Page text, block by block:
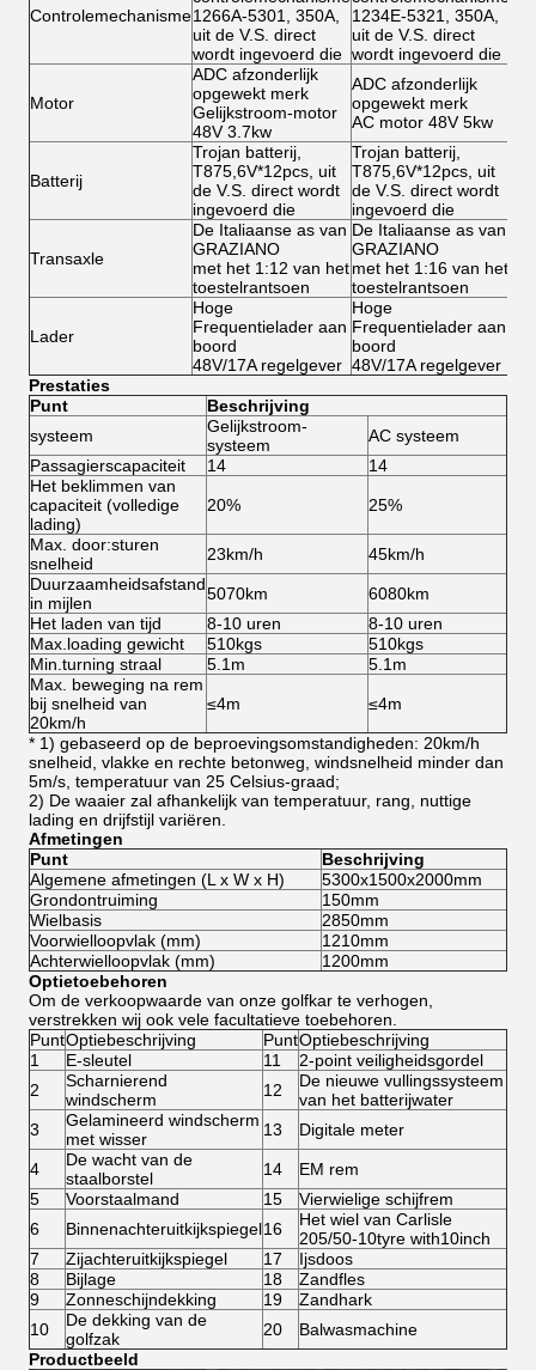
Controlemechanisme1266A-5301, 350A,
uit de V.S. direct
wordt ingevoerd die
1234E-5321, 350A,
uit de V.S. direct
wordt ingevoerd die
Motor
ADC afzonderlijk
opgewekt merk
Gelijkstroom-motor
48V 3.7kw
ADC afzonderlijk
opgewekt merk
AC motor 48V 5kw
Batterij
Trojan batterij,
T875,6V*12pcs, uit
de V.S. direct wordt
ingevoerd die
Trojan batterij,
T875,6V*12pcs, uit
de V.S. direct wordt
ingevoerd die
Transaxle
De Italiaanse as van
GRAZIANO
met het 1:12 van het
toestelrantsoen
De Italiaanse as van
GRAZIANO
met het 1:16 van het
toestelrantsoen
Lader
Hoge
Frequentielader aan
boord
48V/17A regelgever
Hoge
Frequentielader aan
boord
48V/17A regelgever
Prestaties
Punt
Beschrijving
systeem
Gelijkstroom-
systeem
AC systeem
Passagierscapaciteit
14
14
Het beklimmen van
capaciteit (volledige
lading)
20% 25%
Max. door:sturen
snelheid
23km/h
45km/h
Duurzaamheidsafstand
in mijlen
5070km
6080km
Het laden van tijd
8-10 uren
8-10 uren
Max.loading gewicht
510kgs
510kgs
Min.turning straal
5.1m
5.1m
Max. beweging na rem
bij snelheid van
20km/h
≤4m ≤4m
* 1) gebaseerd op de beproevingsomstandigheden: 20km/h
snelheid, vlakke en rechte betonweg, windsnelheid minder dan
5m/s, temperatuur van 25 Celsius-graad;
2) De waaier zal afhankelijk van temperatuur, rang, nuttige
lading en drijfstijl variëren.
Afmetingen
Punt
Beschrijving
Algemene afmetingen (L x W x H)
5300x1500x2000mm
Grondontruiming
150mm
Wielbasis
2850mm
Voorwielloopvlak (mm)
1210mm
Achterwielloopvlak (mm)
1200mm
Optietoebehoren
Om de verkoopwaarde van onze golfkar te verhogen,
verstrekken wij ook vele facultatieve toebehoren.
PuntOptiebeschrijving PuntOptiebeschrijving
1
E-sleutel 11
2-point veiligheidsgordel
2
Scharnierend
windscherm
12
De nieuwe vullingssysteem
van het batterijwater
3
Gelamineerd windscherm
met wisser
13 Digitale meter
4
De wacht van de
staalborstel
14
EM rem
5
Voorstaalmand 15
Vierwielige schijfrem
6
Binnenachteruitkijkspiegel16
Het wiel van Carlisle
205/50-10tyre with10inch
7
Zijachteruitkijkspiegel 17
Ijsdoos
8
Bijlage 18
Zandfles
9
Zonneschijndekking 19
Zandhark
10
De dekking van de
golfzak
20
Balwasmachine
Productbeeld